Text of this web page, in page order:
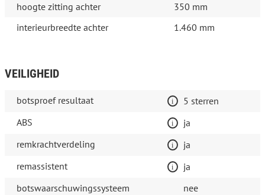
hoogte zitting achter
350 mm
interieurbreedte achter
1.460 mm
VEILIGHEID
botsproef resultaat
5 sterren
ABS
ja
remkrachtverdeling
ja
remassistent
ja
botswaarschuwingssysteem
nee